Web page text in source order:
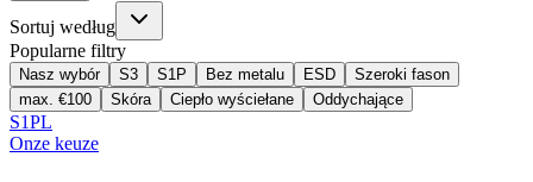
Sortuj według
Popularne filtry
Nasz wybór S3 S1P Bez metalu ESD
Szeroki fason
max. €100
Skóra Ciepło wyściełane Oddychające
S1PL
Onze keuze